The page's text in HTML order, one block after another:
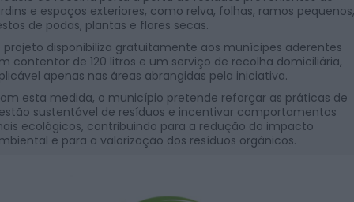
e espaços exteriores, como relva, folhas, ramos pequenos,
de podas, plantas e flores secas.
projeto disponibiliza gratuitamente aos munícipes aderentes
contentor de 120 litros e um serviço de recolha domiciliária,
apenas nas áreas abrangidas pela iniciativa.
esta medida, o município pretende reforçar as práticas de
sustentável de resíduos e incentivar comportamentos
ecológicos, contribuindo para a redução do impacto
e para a valorização dos resíduos orgânicos.